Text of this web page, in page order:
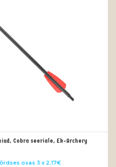
VALICobra seeriale, Ek-Archery
osas 3 x 2.17€